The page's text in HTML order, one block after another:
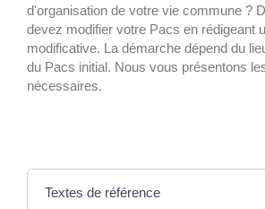
d'organisation de votre vie commune ?
devez modifier votre Pacs en rédigeant
modificative. La démarche dépend du
du Pacs initial. Nous vous présentons
nécessaires.
Textes de référence